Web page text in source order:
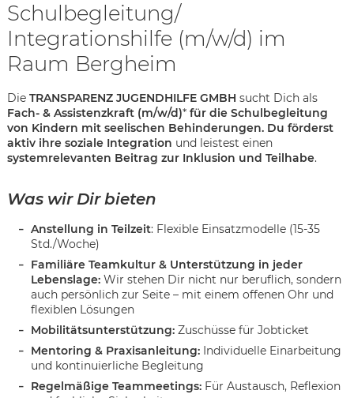
Schulbegleitung/
Integrationshilfe (m/w/d) im
Raum Bergheim
Die TRANSPARENZ JUGENDHILFE GMBH sucht Dich als
Fach- & Assistenzkraft (m/w/d)* für die Schulbegleitung
von Kindern mit seelischen Behinderungen. Du förderst
aktiv ihre soziale Integration und leistest einen
systemrelevanten Beitrag zur Inklusion und Teilhabe.
Was wir Dir bieten
Anstellung in Teilzeit: Flexible Einsatzmodelle (15-35
Std./Woche)
Familiäre Teamkultur & Unterstützung in jeder
Lebenslage:Wir stehen Dir nicht nur beruflich, sondern
auch persönlich zur Seite – mit einem offenen Ohr und
flexiblen Lösungen
Mobilitätsunterstützung:Zuschüsse für Jobticket
Mentoring & Praxisanleitung:Individuelle Einarbeitung
und kontinuierliche Begleitung
Regelmäßige Teammeetings:Für Austausch, Reflexion
Karte anzeigen